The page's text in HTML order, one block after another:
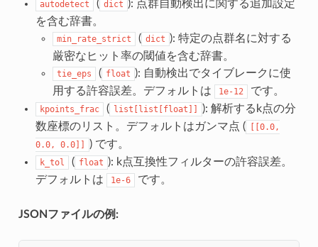
autodetect ( dict ): 点群自動検出に関する追加設定
を含む辞書。
min_rate_strict ( dict ): 特定の点群名に対する
厳密なヒット率の閾値を含む辞書。
tie_eps ( float ): 自動検出でタイブレークに使
用する許容誤差。デフォルトは
1e-12 です。
kpoints_frac ( list[list[float]]
): 解析するk点の分
数座標のリスト。デフォルトはガンマ点 (
[[0.0,
0.0,
0.0]] ) です。
k_tol ( float ): k点互換性フィルターの許容誤差。
デフォルトは
1e-6 です。
JSONファイルの例: